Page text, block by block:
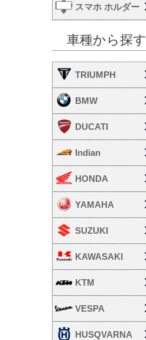
スマホ ホルダー
車種から探す
TRIUMPH
BMW
DUCATI
Indian
HONDA
YAMAHA
SUZUKI
KAWASAKI
KTM
VESPA
HUSQVARNA